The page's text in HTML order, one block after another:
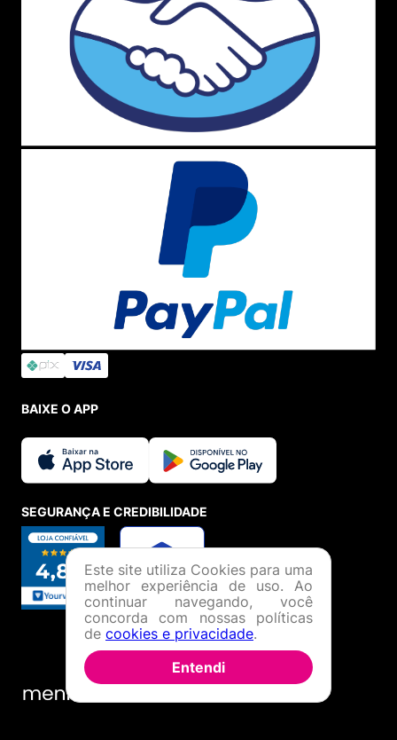
BAIXE O APP
SEGURANÇA E CREDIBILIDADE
Este site utiliza Cookies para uma
melhor experiência de uso. Ao
continuar navegando, você
concorda com nossas políticas
de cookies e privacidade.
Entendi